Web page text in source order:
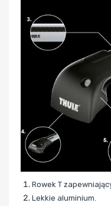
Rowek T
Lekkie aluminium.